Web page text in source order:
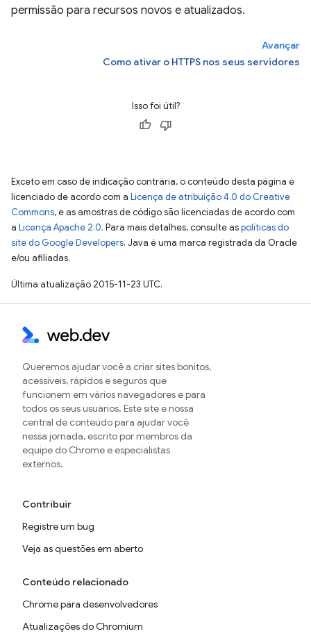
permissão para recursos novos e atualizados.
Avançar
Como ativar o HTTPS nos seus servidores
Isso foi útil?
Exceto em caso de indicação contrária, o conteúdo desta página é
licenciado de acordo com a Licença de atribuição 4.0 do Creative
Commons, e as amostras de código são licenciadas de acordo com
a Licença Apache 2.0. Para mais detalhes, consulte aspolíticas do
site do Google Developers. Java é uma marca registrada da Oracle
e/ou afiliadas.
Última atualização 2015-11-23 UTC.
Queremos ajudar você a criar sites bonitos,
acessíveis, rápidos e seguros que
funcionem em vários navegadores e para
todos os seus usuários. Este site é nossa
central de conteúdo para ajudar você
nessa jornada, escrito por membros da
equipe do Chrome e especialistas
externos.
Contribuir
Registre um bug
Veja as questões em aberto
Conteúdo relacionado
Chrome para desenvolvedores
Atualizações do Chromium